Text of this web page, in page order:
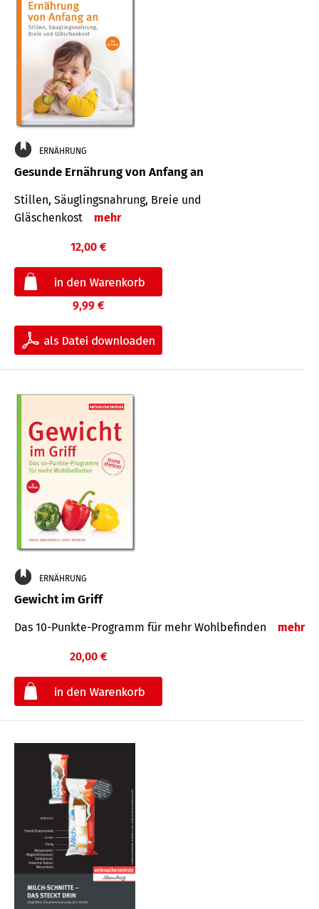
ERNÄHRUNG
Gesunde Ernährung von Anfang an
Stillen, Säuglingsnahrung, Breie und
Gläschenkost
mehr
12,00 €
9,99 €
ERNÄHRUNG
Gewicht im Griff
Das 10-Punkte-Programm für mehr Wohlbefinden mehr
20,00 €